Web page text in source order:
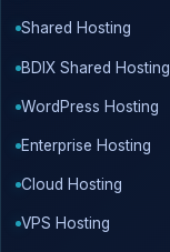
Shared Hosting
BDIX Shared Hosting
WordPress Hosting
Enterprise Hosting
Cloud Hosting
VPS Hosting